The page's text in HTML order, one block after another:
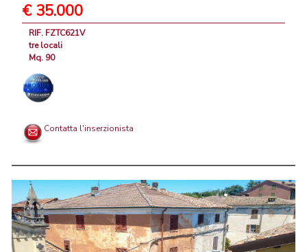
€ 35.000
RIF. FZTC621V
tre locali
Mq. 90
Contatta l'inserzionista